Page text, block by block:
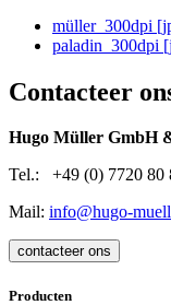
müller_300dpi
paladin_300dpi
Contacteer
Hugo Müller GmbH
Tel.: +49 (0) 7720 80
Mail: info@hugo-
contacteer ons
Producten